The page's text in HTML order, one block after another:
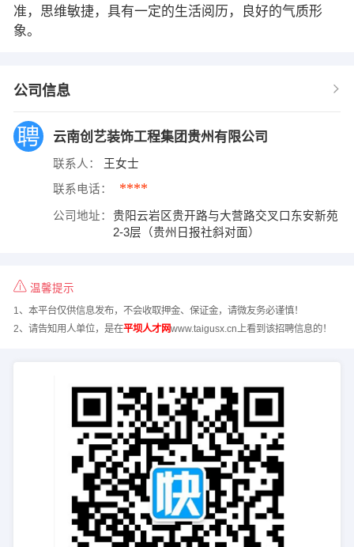
准，思维敏捷，具有一定的生活阅历，良好的气质形
象。
公司信息
云南创艺装饰工程集团贵州有限公司
联系人： 王女士
联系电话： ****
公司地址：
贵阳云岩区贵开路与大营路交叉口东安新苑
2-3层（贵州日报社斜对面）
温馨提示
1、本平台仅供信息发布，不会收取押金、保证金，请微友务必谨慎！
2、请告知用人单位，是在平坝人才网www.taigusx.cn上看到该招聘信息的！